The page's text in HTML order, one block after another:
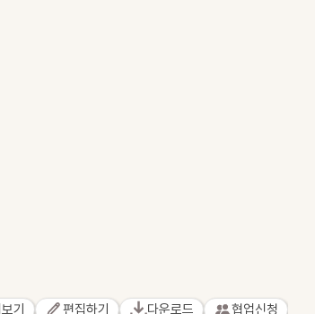
기 편집하기 다운로드 협업신청